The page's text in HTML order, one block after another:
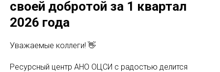
своей добротой за 1 квартал
2026 года
Уважаемые коллеги! 👋
Ресурсный центр АНО ОЦСИ с радостью делится